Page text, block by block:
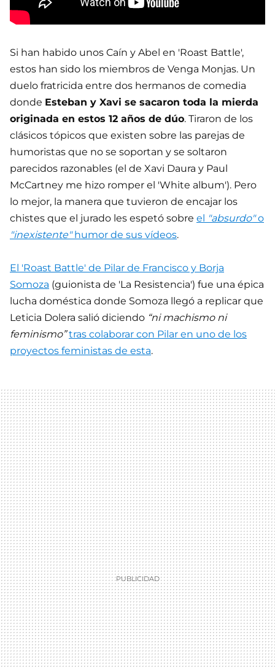
Si han habido unos Caín y Abel en 'Roast Battle',
estos han sido los miembros de Venga Monjas. Un
duelo fratricida entre dos hermanos de comedia
donde Esteban y Xavi se sacaron toda la mierda
originada en estos 12 años de dúo. Tiraron de los
clásicos tópicos que existen sobre las parejas de
humoristas que no se soportan y se soltaron
parecidos razonables (el de Xavi Daura y Paul
McCartney me hizo romper el 'White album'). Pero
lo mejor, la manera que tuvieron de encajar los
chistes que el jurado les espetó sobre el "absurdo"o
"inexistente"humor de sus vídeos.
El 'Roast Battle' de Pilar de Francisco y Borja
Somoza (guionista de 'La Resistencia') fue una épica
lucha doméstica donde Somoza llegó a replicar que
Leticia Dolera salió diciendo “ni machismo ni
feminismo” tras colaborar con Pilar en uno de los
proyectos feministas de esta.